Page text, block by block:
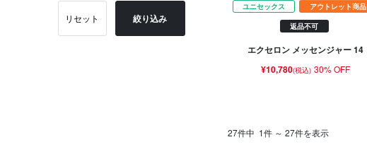
リセット 絞り込み
ユニセックス アウトレット商品
返品不可
エクセロン メッセンジャー 14
¥10,780(税込) 30% OFF
27件中 1件 ～ 27件を表示